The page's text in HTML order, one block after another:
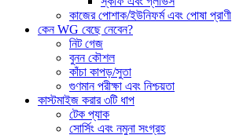
কাজের পোশাক/ইউনিফর্ম এবং পোষা প্রাণী
কেন WG বেছে নেবেন?
নিট গেজ
বুনন কৌশল
কাঁচা কাপড়/সুতা
গুণমান পরীক্ষা এবং নিশ্চয়তা
কাস্টমাইজ করার ৩টি ধাপ
টেক প্যাক
সোর্সিং এবং নমুনা সংগ্রহ